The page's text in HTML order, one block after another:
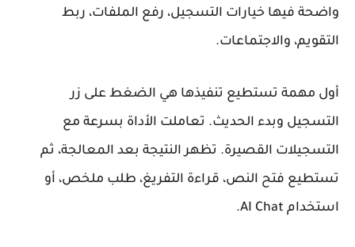
واضحة فيها خيارات التسجيل، رفع الملفات، ربط
التقويم، والاجتماعات.
أول مهمة تستطيع تنفيذها هي الضغط على زر
التسجيل وبدء الحديث. تعاملت الأداة بسرعة مع
التسجيلات القصيرة. تظهر النتيجة بعد المعالجة، ثم
تستطيع فتح النص، قراءة التفريغ، طلب ملخص، أو
استخدام AI Chat.